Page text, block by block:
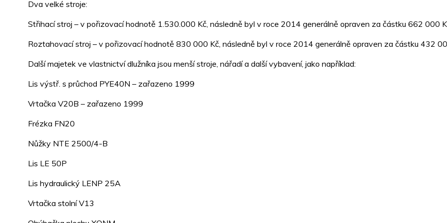
Dva velké stroje:
Střihací stroj – v pořizovací hodnotě 1.530.000 Kč, následně byl v roce 2014 generálně opraven za částku 662 000
Roztahovací stroj – v pořizovací hodnotě 830 000 Kč, následně byl v roce 2014 generálně opraven za částku 432
Další majetek ve vlastnictví dlužníka jsou menší stroje, nářadí a další vybavení, jako například:
Lis výstř. s průchod PYE40N – zařazeno 1999
Vrtačka V20B – zařazeno 1999
Frézka FN20
Nůžky NTE 2500/4-B
Lis LE 50P
Lis hydraulický LENP 25A
Vrtačka stolní V13